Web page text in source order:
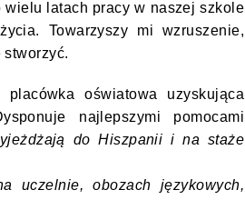
wielu latach pracy w naszej szkole
Towarzyszy mi wzruszenie,
stworzyć.
placówka oświatowa uzyskująca
najlepszymi pomocami
do Hiszpanii i na staże
uczelnie, obozach językowych,